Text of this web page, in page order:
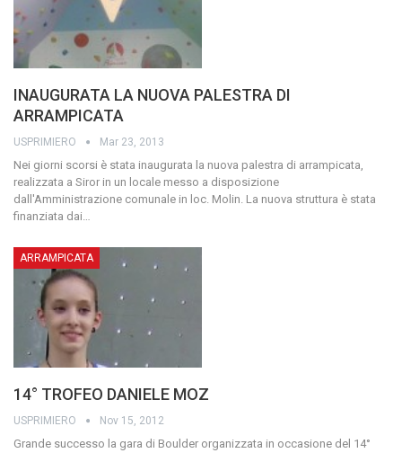
INAUGURATA LA NUOVA PALESTRA DI
ARRAMPICATA
USPRIMIERO Mar 23, 2013
Nei giorni scorsi è stata inaugurata la nuova palestra di arrampicata,
realizzata a Siror in un locale messo a disposizione
dall'Amministrazione comunale in loc. Molin. La nuova struttura è stata
finanziata dai
ARRAMPICATA
14° TROFEO DANIELE MOZ
USPRIMIERO Nov 15, 2012
Grande successo la gara di Boulder organizzata in occasione del 14°